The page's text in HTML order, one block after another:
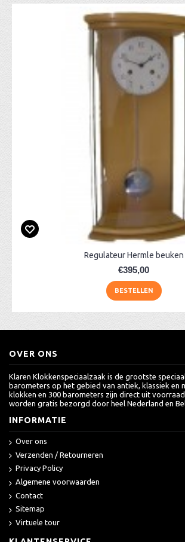
Regulateur Hermle beuken
€395,00
BESTELLEN
OVER ONS
Klaren Klokkenspeciaalzaak is de grootste
barometers op het gebied van antiek, klassiek en
klokken en 300 barometers zijn direct uit
worden gratis bezorgd door heel Nederland en
INFORMATIE
Over ons
Verzenden / Retourneren
Privacy Policy
Algemene voorwaarden
Contact
Sitemap
Virtuele tour